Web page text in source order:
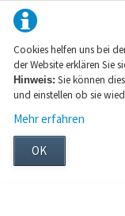
Cookies helfen uns bei
der Website erklären Sie
Hinweis: Sie können
und einstellen ob sie
Mehr erfahren
OK